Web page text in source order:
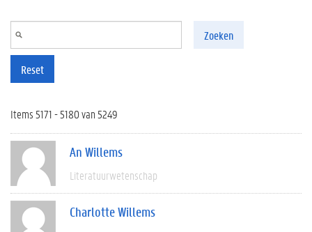
Zoeken
Reset
Items 5171 - 5180 van 5249
An Willems
Literatuurwetenschap
Charlotte Willems